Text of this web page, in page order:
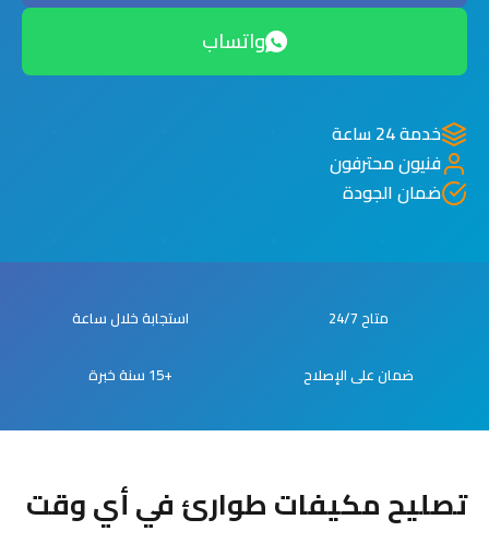
واتساب
خدمة 24 ساعة
فنيون محترفون
ضمان الجودة
متاح 24/7 استجابة خلال ساعة
ضمان على الإصلاح +15 سنة خبرة
تصليح مكيفات طوارئ في أي وقت